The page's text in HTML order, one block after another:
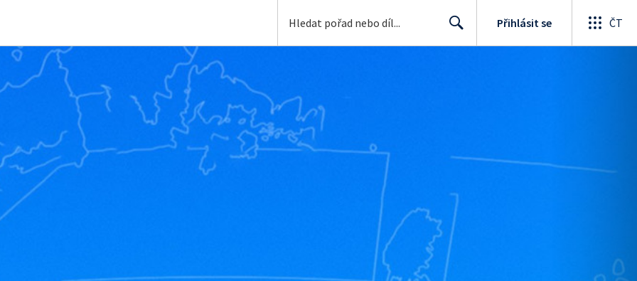
Přihlásit se ČT